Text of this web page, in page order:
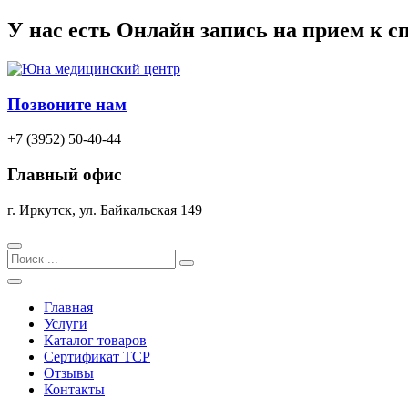
Перейти
к
содержимому
У нас есть Онлайн запись на прием к
Позвоните нам
+7 (3952) 50-40-44
Главный офис
г. Иркутск, ул. Байкальская 149
Search
Главная
Услуги
Каталог товаров
Сертификат TCP
Отзывы
Контакты